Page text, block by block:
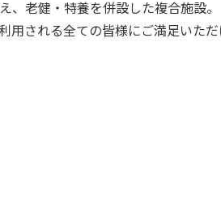
、老健・特養を併設した複合施設。
用される全ての皆様にご満足いただ